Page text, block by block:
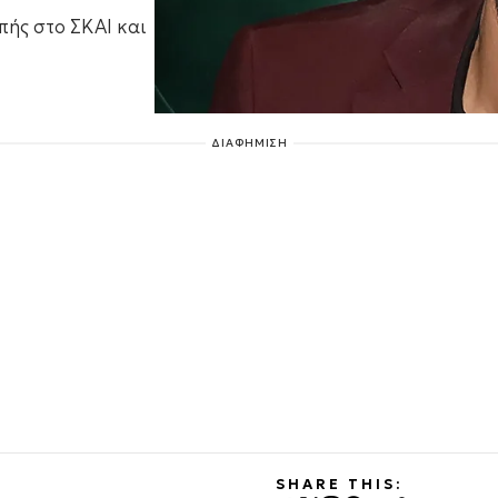
στο ΣΚΑΙ και
ΔΙΑΦΗΜΙΣΗ
SHARE THIS: